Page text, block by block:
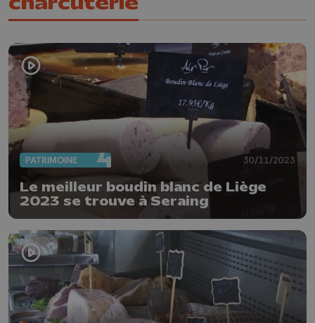
PATRIMOINE 30/11/2023
Le meilleur boudin blanc de Liège
2023 se trouve à Seraing